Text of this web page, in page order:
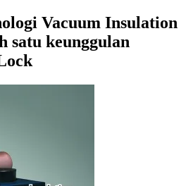
Vacuum Insulation
satu keunggulan